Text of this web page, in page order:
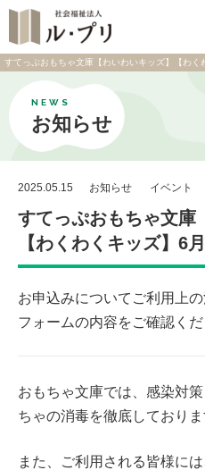
NEWS
お知らせ
2025.05.15 お知らせ イベント
すてっぷおもちゃ文庫
【わくわくキッズ】6
お申込みについてご利用上
フォームの内容をご確認くだ
おもちゃ文庫では、感染対
ちゃの消毒を徹底しておりま
また、ご利用される皆様に